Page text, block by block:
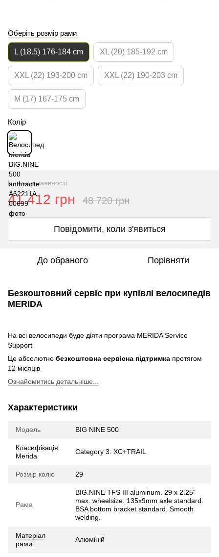
Оберіть розмір рами
L (18.5) 176-184 cm XL (20) 185-192 cm
XXL (22) 193-200 cm XXL (22) 190-203 cm
M (17) 167-175 cm
Колір
Немає в наявності
41 412 грн 48 720 грн
Повідомити, коли з'явиться
До обраного Порівняти
Безкоштовний сервіс при купівлі велосипедів
MERIDA
На всі велосипеди буде діяти програма MERIDA Service
Support
Це абсолютно безкоштовна сервісна підтримка протягом
12 місяців
Ознайомитись детальніше...
Характеристики
Модель BIG NINE 500
Класифікація
Merida
Category 3: XC+TRAIL
Розмір коліс 29
Рама
BIG.NINE TFS III aluminum. 29 x 2.25"
max. wheelsize. 135x9mm axle standard.
BSA bottom bracket standard. Smooth
welding.
Матеріал
рами
Алюміній